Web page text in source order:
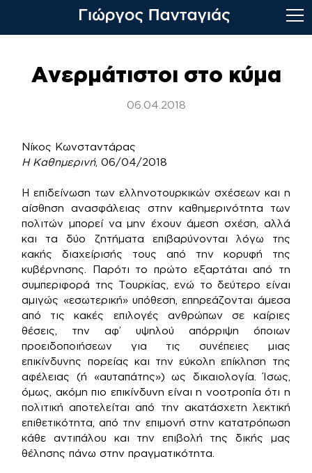
contentΑνερμάτιστοι στο κύμα
06.04.2018
Νίκος Κωνσταντάρας
Η Καθημερινή, 06/04/2018
Η επιδείνωση των ελληνοτουρκικών σχέσεων και η
αίσθηση ανασφάλειας στην καθημερινότητα των
πολιτών μπορεί να μην έχουν άμεση σχέση, αλλά
και τα δύο ζητήματα επιβαρύνονται λόγω της
κακής διαχείρισής τους από την κορυφή της
κυβέρνησης. Παρότι το πρώτο εξαρτάται από τη
συμπεριφορά της Τουρκίας, ενώ το δεύτερο είναι
αμιγώς «εσωτερική» υπόθεση, επηρεάζονται άμεσα
από τις κακές επιλογές ανθρώπων σε καίριες
θέσεις, την αφ’ υψηλού απόρριψη όποιων
προειδοποιήσεων για τις συνέπειες μιας
επικίνδυνης πορείας και την εύκολη επίκληση της
αφέλειας (ή «αυταπάτης») ως δικαιολογία. Ίσως,
όμως, ακόμη πιο επικίνδυνη είναι η νοοτροπία ότι η
πολιτική αποτελείται από την ακατάσχετη λεκτική
επιθετικότητα, από την επιμονή στην κατατρόπωση
κάθε αντιπάλου και την επιβολή της δικής μας
θέλησης πάνω στην πραγματικότητα.